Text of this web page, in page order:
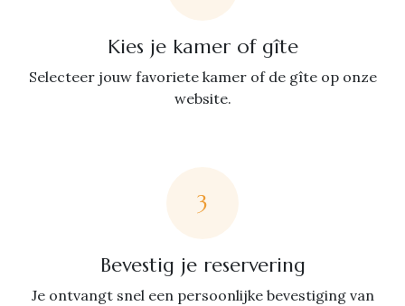
Kies je kamer of gîte
Selecteer jouw favoriete kamer of de gîte op onze
website.
3
Bevestig je reservering
Je ontvangt snel een persoonlijke bevestiging van